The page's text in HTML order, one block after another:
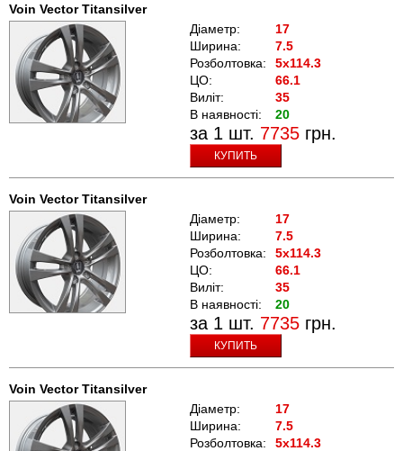
Voin Vector Titansilver
Діаметр:
17
Ширина:
7.5
Розболтовка:
5x114.3
ЦО:
66.1
Виліт:
35
В наявності:
20
за 1 шт. 7735 грн.
КУПИТЬ
Voin Vector Titansilver
Діаметр:
17
Ширина:
7.5
Розболтовка:
5x114.3
ЦО:
66.1
Виліт:
35
В наявності:
20
за 1 шт. 7735 грн.
КУПИТЬ
Voin Vector Titansilver
Діаметр:
17
Ширина:
7.5
Розболтовка:
5x114.3